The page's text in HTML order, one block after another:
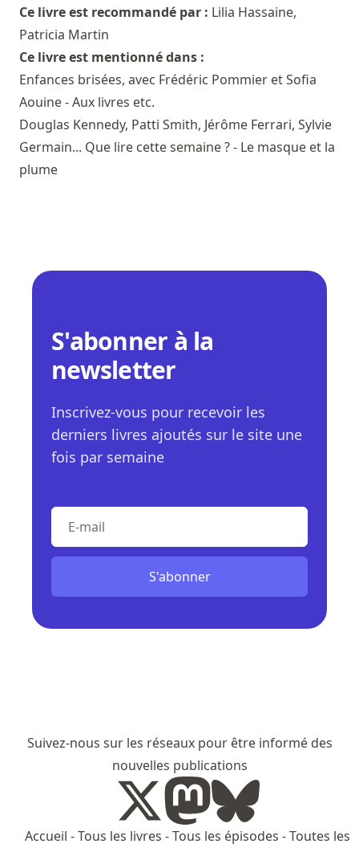
Ce livre est recommandé par : Lilia Hassaine,
Patricia Martin
Ce livre est mentionné dans :
Enfances brisées, avec Frédéric Pommier et Sofia
Aouine - Aux livres etc.
Douglas Kennedy, Patti Smith, Jérôme Ferrari, Sylvie
Germain... Que lire cette semaine ? - Le masque et la
plume
S'abonner à la
newsletter
Inscrivez-vous pour recevoir les
derniers livres ajoutés sur le site une
fois par semaine
S'abonner
Suivez-nous sur les réseaux pour être informé des
nouvelles publications
Accueil -Tous les livres -Tous les épisodes -Toutes les